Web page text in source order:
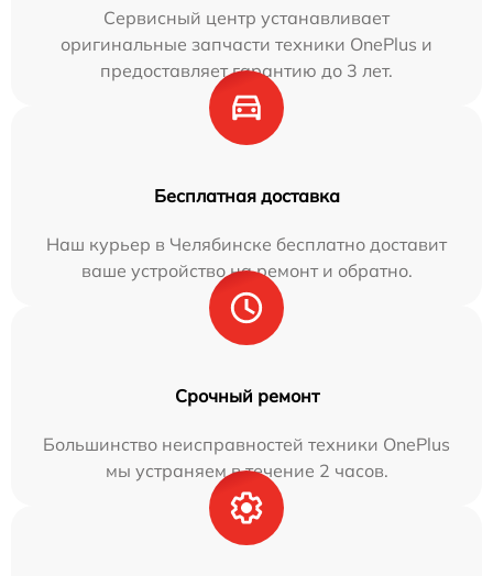
Сервисный центр устанавливает
оригинальные запчасти техники OnePlus и
предоставляет гарантию до 3 лет.
Бесплатная доставка
Наш курьер в Челябинске бесплатно доставит
ваше устройство на ремонт и обратно.
Срочный ремонт
Большинство неисправностей техники OnePlus
мы устраняем в течение 2 часов.